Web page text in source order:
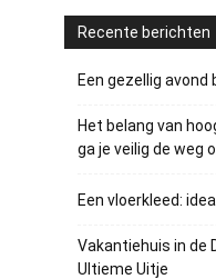
Recente berichten
Een gezellig
Het belang van
ga je veilig de weg
Een vloerkleed:
Vakantiehuis in de
Ultieme Uitje